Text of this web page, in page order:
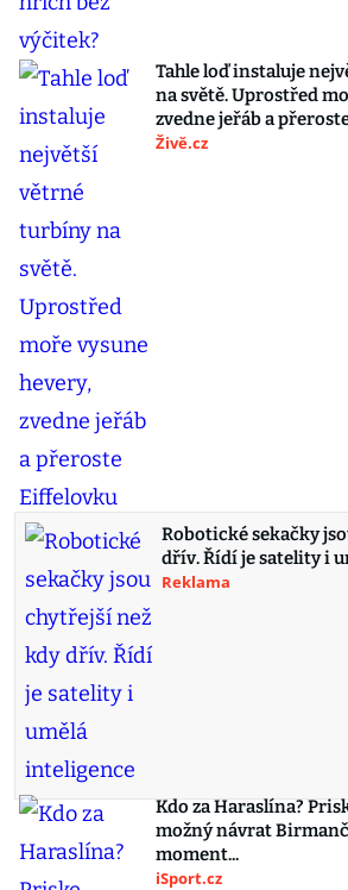
Tahle loď instaluje
na světě. Uprostřed
zvedne jeřáb a
Živě.cz
Robotické sekačky
dřív. Řídí je satelity i
Reklama
Kdo za Haraslína?
možný návrat
moment...
iSport.cz